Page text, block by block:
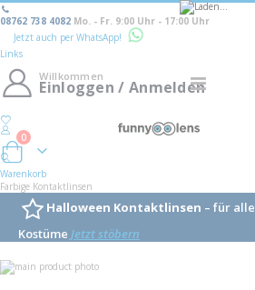
08762 738 4082 Mo. - Fr. 9:00 Uhr - 17:00 Uhr
Jetzt auch per WhatsApp!
Links
Navigation
Willkommen
Einloggen / Anmelden
Warenkorb
0
Warenkorb
Farbige Kontaktlinsen
Halloween Kontaktlinsen – für
Kostüme Jetzt stöbern
Skip
to